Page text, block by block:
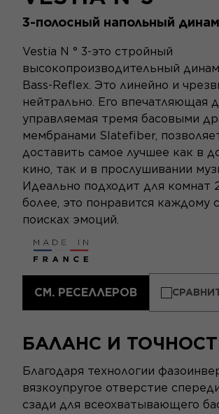
3-полосный напольный
Vestia N ° 3-это стройный
высокопроизводительный
Bass-Reflex. Это линейно и
нейтрально. Его впечатляющая
управляемая тремя басовыми
мембранами Slatefiber,
доставить самое лучшее как в
кино, так и в прослушивании
Идеально подходит для комнат
более, это понравится каждому
поисках эмоций.
СМ. РЕСЕЛЛЕРОВ
БАЛАНС И
Благодаря технологии
вязкоупругое отверстие
сзади для всеохватывающего